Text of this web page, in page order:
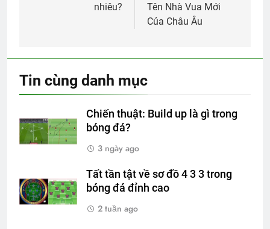
nhiêu?
Tên Nhà Vua Mới
Của Châu Âu
Tin cùng danh mục
Chiến thuật: Build up là gì trong
bóng đá?
3 ngày ago
Tất tần tật về sơ đồ 4 3 3 trong
bóng đá đỉnh cao
2 tuần ago